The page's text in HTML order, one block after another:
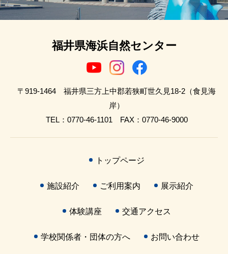
福井県海浜自然センター
〒919-1464 福井県三方上中郡若狭町世久見18-2（食見海
岸）
TEL：0770-46-1101 FAX：0770-46-9000
トップページ
施設紹介 ご利用案内 展示紹介
体験講座 交通アクセス
学校関係者・団体の方へ お問い合わせ